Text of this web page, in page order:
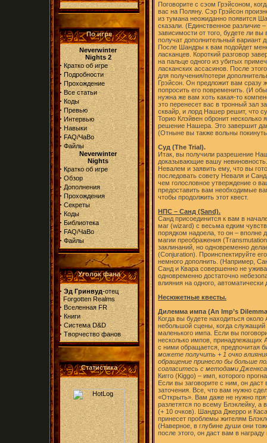
По игре
Neverwinter
Nights 2
· Кратко об игре
· Подробности
· Прохождение
· Все статьи
· Коды
· Превью
· Интервью
· Навыки
· FAQ/ЧаВо
· Файлы
Neverwinter
Nights
· Кратко об игре
· Обзор
· Дополнения
· Прохождения
· Секреты
· Коды
· Библиотека
· FAQ/ЧаВо
· Файлы
Уголок фана
· Эд Гринвуд-отец
Forgotten Realms
· Вселенная FR
· Книги
· Система D&D
· Творчество фанов
Статистика
Поговорите с сэом Грэйсоном,
вас на Поляну. Сэр Грэйсон
из тумана неожиданно появится
сказали. (Единственное различие
зависимости от того, будете ли
получат дополнительный вариант
После Шандры к вам подойдет
ласканцев. Короткий разговор
на пальце одного из убитых
ласканских ассасинов. После
для получения/потери
Грэйсон. Он предложит вам сразу
попросить его повременить. (И
нужна же вам хоть какая-то
это перенесет вас в тронный зал
сквайр, и лорд Нашер решит, что
Торио Клэйвен обронит несколько
решение Нашера. Это завершит
(Отныне вы также вольны
Суд (The Trial).
Итак, вы получили разрешение
доказывающие вашу
Невалем и заявить ему, что вы
последовать совету Неваля и
чем голословное утверждение о
предоставить вам необходимые
чтобы продолжить этот квест.
НПС – Санд (Sand).
Санд присоединится к вам в
маг (wizard) с весьма едким
порядком надоела, то он – вполне
магии преображения
заклинаний, но одновременно
(Conjuration). Проинспектируйте
немного дополнить. (Например,
Санд и Квара совершенно не
одновременно достаточно
влияния на одного,
Несюжетные квесты.
Дилемма импа (An Imp’s
Когда вы будете находиться
небольшой сцены, когда
маленького импа. Если вы
несколько импов, принадлежащих
с ними обращается, предпочитая
можете получить + 1 очко
обращение принесло бы больше
согласитесь с методами
Кигго (Kiggo) – имп, которого
Если вы заговорите с ним, он
заточения. Все, что вам нужно
«Открыть». Вам даже не нужно
разлетятся по всему Блэклейку,
(+ 10 очков). Шандра Джерро и
принесет проблемы жителям
(Наверное, в глубине души они
после этого, он даст вам в